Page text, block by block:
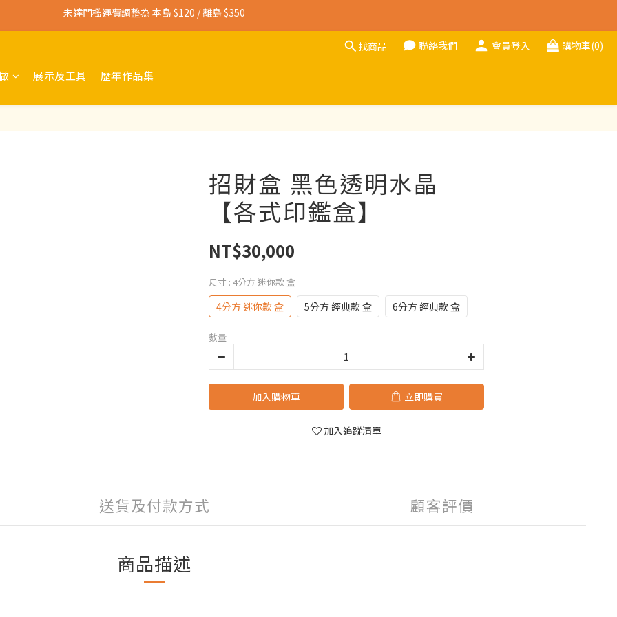
寄送免運門檻調整為 本島 $3,000 / 離島 $4,500
寄送免運門檻調整為 本島 $3,000 / 離島 $4,500
找商品 聯絡我們 會員登入 購物車(0)
展示及工具 歷年作品集
招財盒 黑色透明水晶
【各式印鑑盒】
NT$30,000
尺寸 : 4分方 迷你款 盒
4分方 迷你款 盒 5分方 經典款 盒 6分方 經典款 盒
數量
加入購物車 立即購買
加入追蹤清單
送貨及付款方式 顧客評價
商品描述